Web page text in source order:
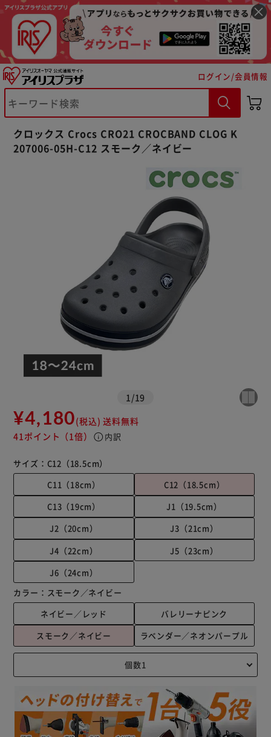
ログイン/会員情報
クロックス Crocs CRO21 CROCBAND CLOG K
207006-05H-C12 スモーク／ネイビー
1 /19
¥4,180(税込) 送料無料
41ポイント （1倍） info 内訳
サイズ： C12（18.5cm）
C11（18cm）
C12（18.5cm）
C13（19cm）
J1（19.5cm）
J2（20cm）
J3（21cm）
J4（22cm）
J5（23cm）
J6（24cm）
カラー： スモーク／ネイビー
ネイビー／レッド
バレリーナピンク
スモーク／ネイビー
ラベンダー／ネオンパープル
※ご確認ください
カートに入れる 購入手続きへ